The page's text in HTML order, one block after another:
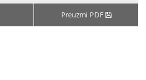
Preuzmi PDF